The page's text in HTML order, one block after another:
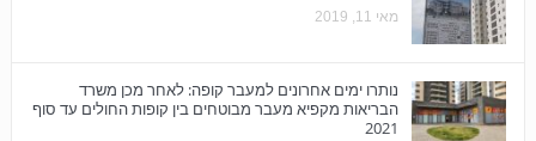
מאי 11, 2019
נותרו ימים אחרונים למעבר קופה: לאחר מכן משרד
הבריאות מקפיא מעבר מבוטחים בין קופות החולים עד סוף
2021